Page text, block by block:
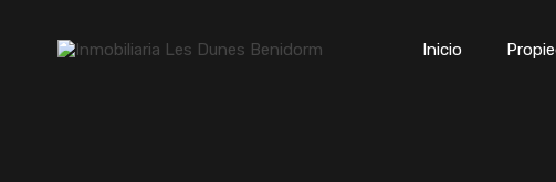
Inicio